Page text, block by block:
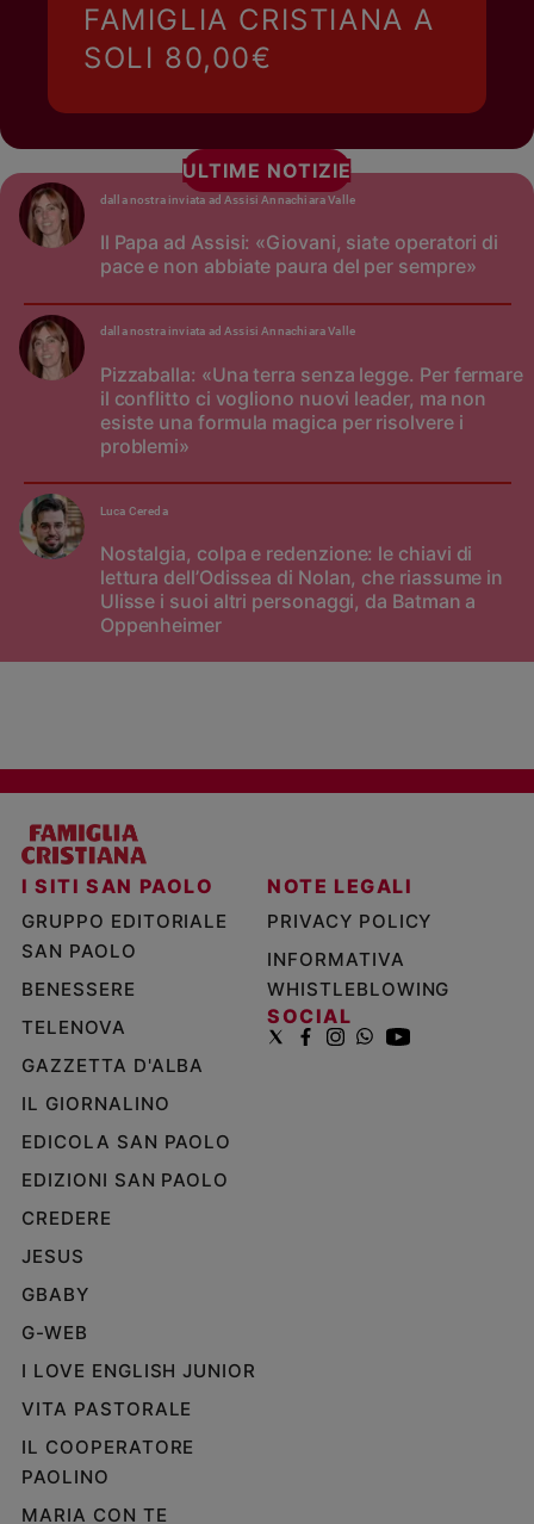
FAMIGLIA CRISTIANA A
SOLI 80,00€
ULTIME NOTIZIE
Il Papa ad Assisi: «Giovani, siate operatori di
pace e non abbiate paura del per sempre»
dalla nostra inviata ad Assisi Annachiara Valle
Pizzaballa: «Una terra senza legge. Per fermare
il conflitto ci vogliono nuovi leader, ma non
esiste una formula magica per risolvere i
problemi»
dalla nostra inviata ad Assisi Annachiara Valle
Nostalgia, colpa e redenzione: le chiavi di
lettura dell’Odissea di Nolan, che riassume in
Ulisse i suoi altri personaggi, da Batman a
Oppenheimer
Luca Cereda
I SITI SAN PAOLO
GRUPPO EDITORIALE
SAN PAOLO
BENESSERE
TELENOVA
GAZZETTA D'ALBA
IL GIORNALINO
EDICOLA SAN PAOLO
EDIZIONI SAN PAOLO
CREDERE
JESUS
GBABY
G-WEB
I LOVE ENGLISH JUNIOR
VITA PASTORALE
IL COOPERATORE
PAOLINO
MARIA CON TE
NOTE LEGALI
PRIVACY POLICY
INFORMATIVA
WHISTLEBLOWING
SOCIAL